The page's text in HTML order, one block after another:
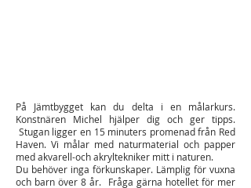
På Jämtbygget kan du delta i en målarkurs.
Konstnären Michel hjälper dig och ger tipps.
Stugan ligger en 15 minuters promenad från Red
Haven. Vi målar med naturmaterial och papper
med akvarell-och akryltekniker mitt i naturen.
Du behöver inga förkunskaper. Lämplig för vuxna
och barn över 8 år. Fråga gärna hotellet för mer